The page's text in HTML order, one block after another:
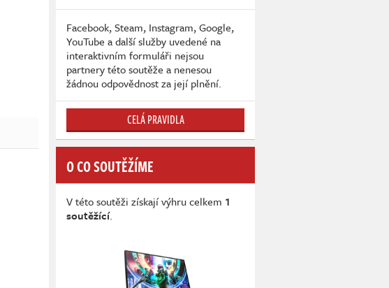
Facebook, Steam, Instagram, Google,
YouTube a další služby uvedené na
interaktivním formuláři nejsou
partnery této soutěže a nenesou
žádnou odpovědnost za její plnění.
CELÁ PRAVIDLA
O CO SOUTĚŽÍME
V této soutěži získají výhru celkem 1
soutěžící.